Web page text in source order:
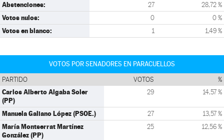
Abstenciones: 27 28,72 %
Votos nulos: 0 0 %
Votos en blanco: 1 1,49 %
VOTOS POR SENADORES EN PARACUELLOS
PARTIDO VOTOS %
Carlos Alberto Algaba Soler
(PP)
29 14,57 %
Manuela Galiano López (PSOE.) 27 13,57 %
María Montserrat Martínez
González (PP)
25 12,56 %